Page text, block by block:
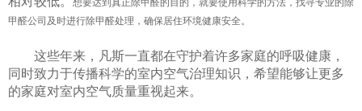
想要达到真正除甲醛的目的，就要使用科学的方法，找寻专业的除
甲醛公司及时进行除甲醛处理，确保居住环境健康安全。
这些年来，凡斯一直都在守护着许多家庭的呼吸健康，
同时致力于传播科学的室内空气治理知识，希望能够让更多
的家庭对室内空气质量重视起来。